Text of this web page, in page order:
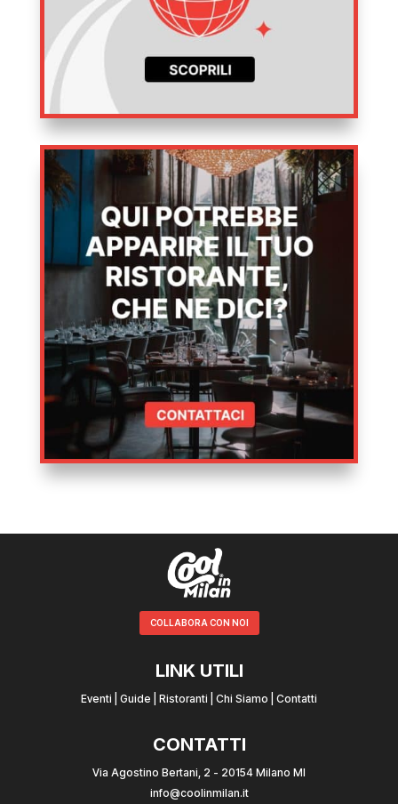
COLLABORA CON NOI
LINK UTILI
Eventi Guide Ristoranti Chi Siamo Contatti
CONTATTI
Via Agostino Bertani, 2 - 20154 Milano MI
info@coolinmilan.it